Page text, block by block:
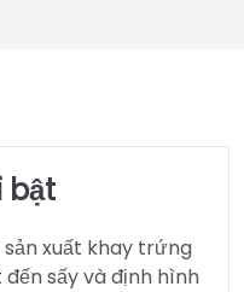
bật
sản xuất khay trứng
sấy và định hình